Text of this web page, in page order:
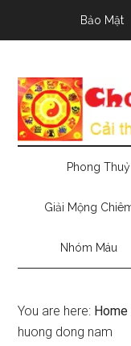
Bảo Mật
Phong Thuỷ
Giải Mộng
Nhóm Máu
You are here: Home
huong dong nam